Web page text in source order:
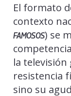
El formato
contexto
FAMOSOS) se
la televisión
resistencia
sino su